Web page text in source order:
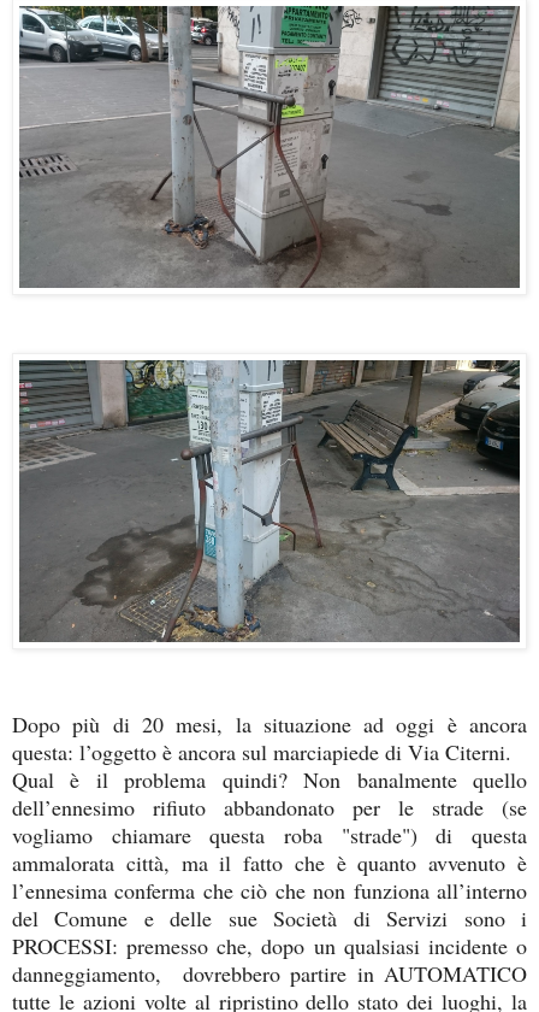
Dopo più di 20 mesi, la situazione ad oggi è ancora
questa: l’oggetto è ancora sul marciapiede di Via Citerni.
Qual è il problema quindi? Non banalmente quello
dell’ennesimo rifiuto abbandonato per le strade (se
vogliamo chiamare questa roba "strade") di questa
ammalorata città, ma il fatto che è quanto avvenuto è
l’ennesima conferma che ciò che non funziona all’interno
del Comune e delle sue Società di Servizi sono i
PROCESSI: premesso che, dopo un qualsiasi incidente o
danneggiamento, dovrebbero partire in AUTOMATICO
tutte le azioni volte al ripristino dello stato dei luoghi, la